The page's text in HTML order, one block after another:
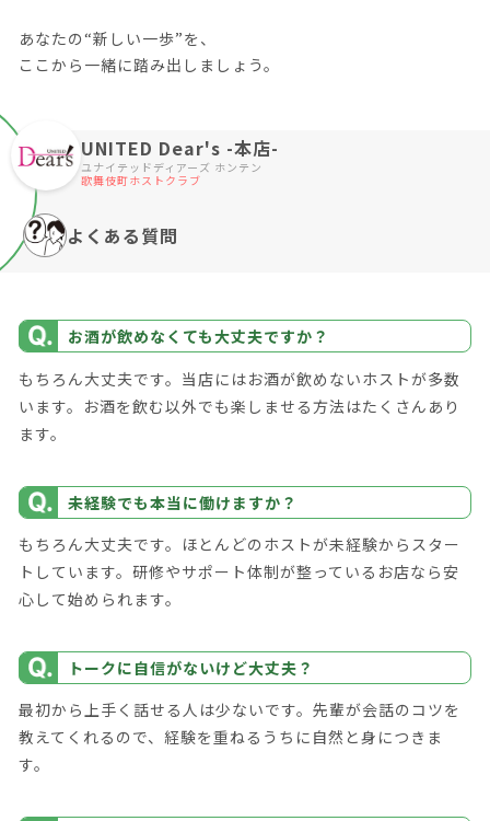
あなたの“新しい一歩”を、
ここから一緒に踏み出しましょう。
UNITED Dear's -本店-
ユナイテッドディアーズ ホンテン
歌舞伎町ホストクラブ
よくある質問
お酒が飲めなくても大丈夫ですか？
もちろん大丈夫です。当店にはお酒が飲めないホストが多数
います。お酒を飲む以外でも楽しませる方法はたくさんあり
ます。
未経験でも本当に働けますか？
もちろん大丈夫です。ほとんどのホストが未経験からスター
トしています。研修やサポート体制が整っているお店なら安
心して始められます。
トークに自信がないけど大丈夫？
最初から上手く話せる人は少ないです。先輩が会話のコツを
教えてくれるので、経験を重ねるうちに自然と身につきま
す。